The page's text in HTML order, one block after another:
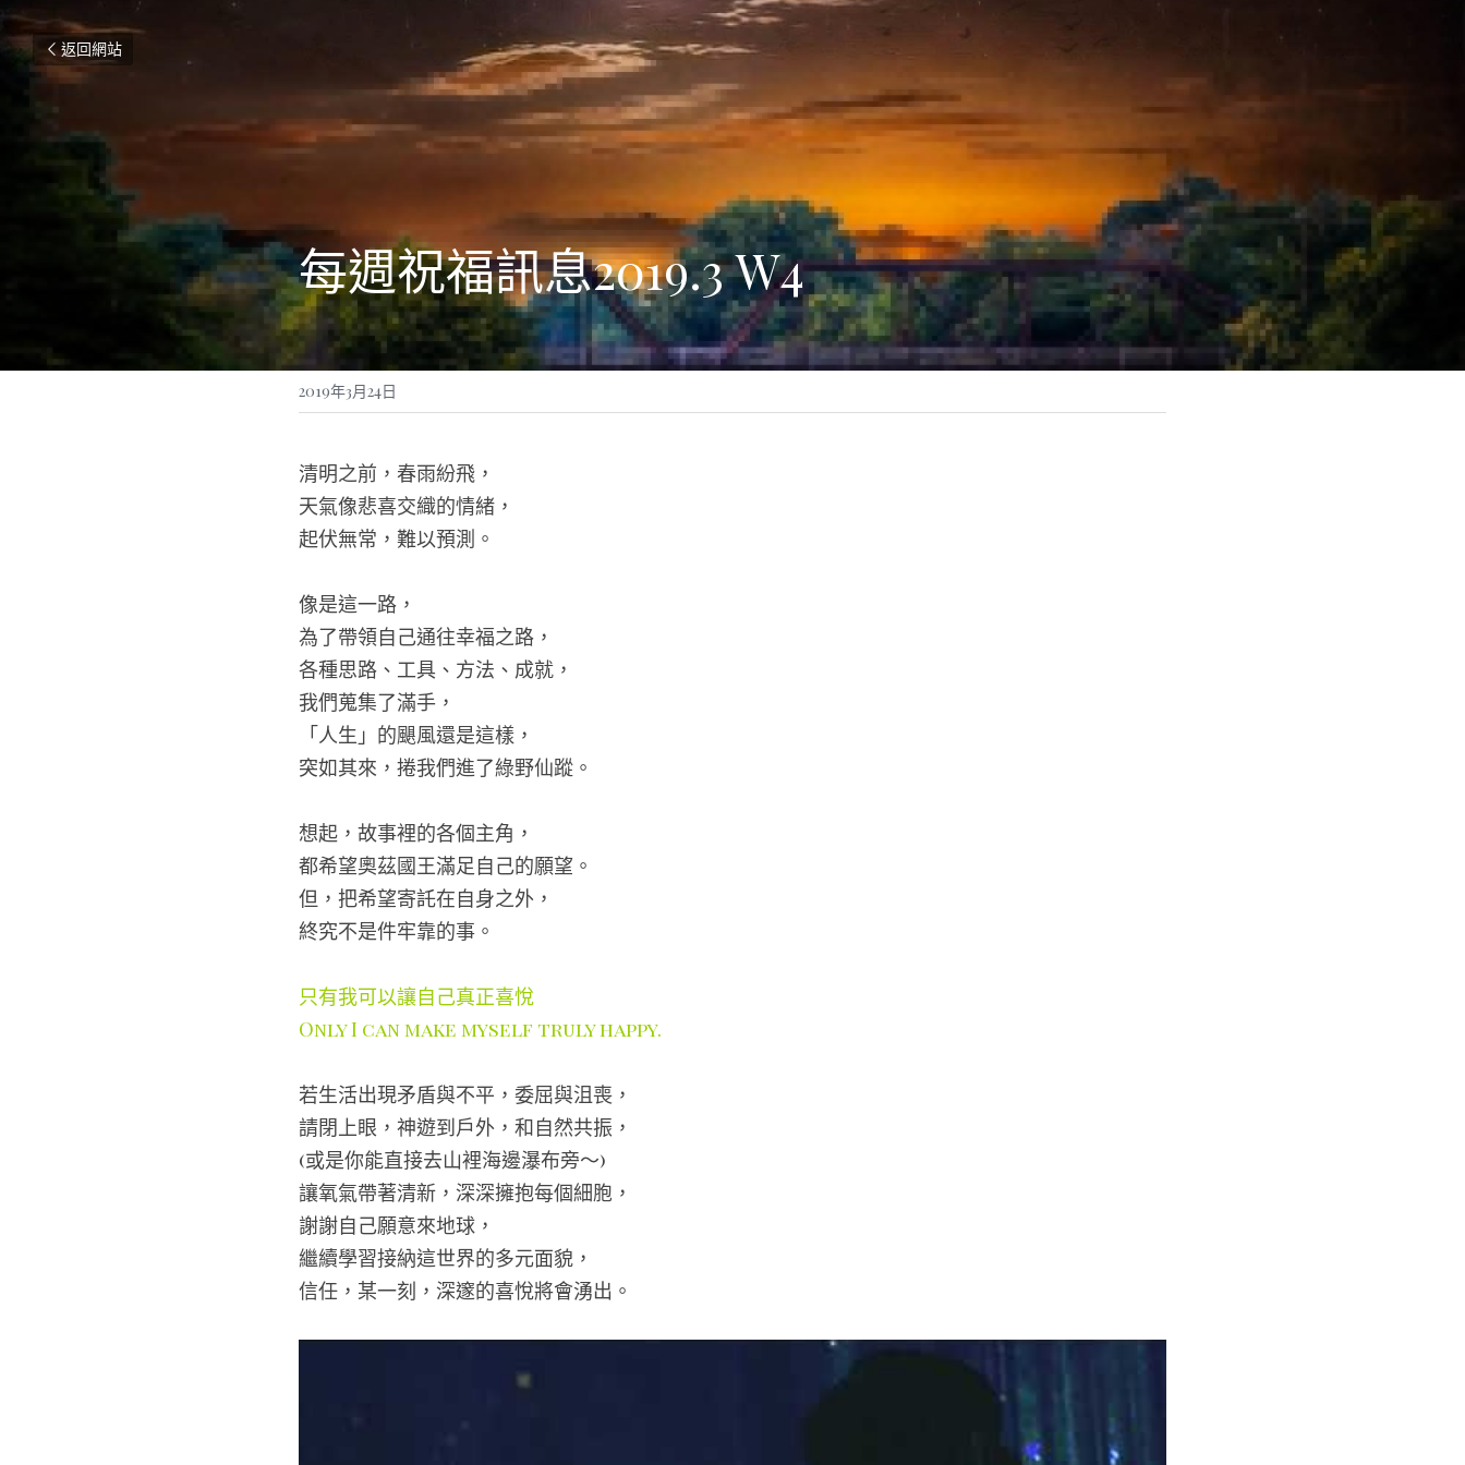
返回網站
每週祝福訊息2019.3 W4
2019年3月24日
清明之前，春雨紛飛，
天氣像悲喜交織的情緒，
起伏無常，難以預測。
像是這一路，
為了帶領自己通往幸福之路，
各種思路、工具、方法、成就，
我們蒐集了滿手，
「人生」的颶風還是這樣，
突如其來，捲我們進了綠野仙蹤。
想起，故事裡的各個主角，
都希望奧茲國王滿足自己的願望。
但，把希望寄託在自身之外，
終究不是件牢靠的事。
只有我可以讓自己真正喜悅
Only I can make myself truly happy.
若生活出現矛盾與不平，委屈與沮喪，
請閉上眼，神遊到戶外，和自然共振，
(或是你能直接去山裡海邊瀑布旁～)
讓氧氣帶著清新，深深擁抱每個細胞，
謝謝自己願意來地球，
繼續學習接納這世界的多元面貌，
信任，某一刻，深邃的喜悅將會湧出。